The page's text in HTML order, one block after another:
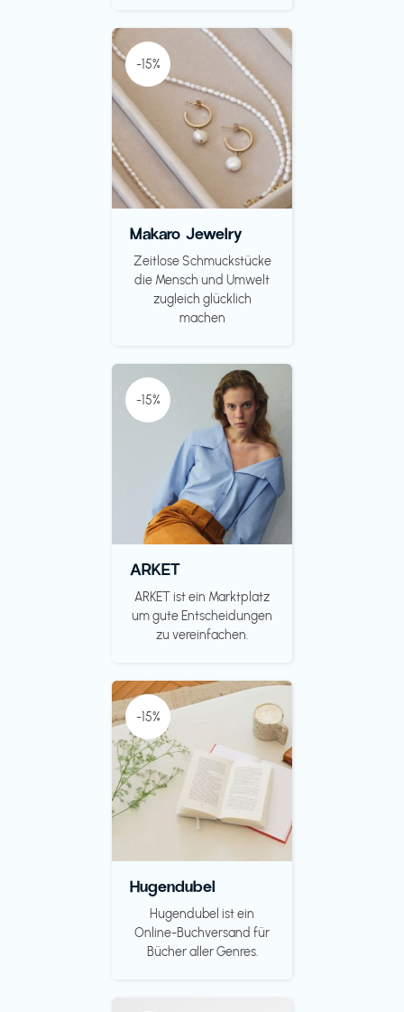
-15%
Makaro Jewelry
Zeitlose Schmuckstücke
die Mensch und Umwelt
zugleich glücklich
machen
-15%
ARKET
ARKET ist ein Marktplatz
um gute Entscheidungen
zu vereinfachen.
-15%
Hugendubel
Hugendubel ist ein
Online-Buchversand für
Bücher aller Genres.